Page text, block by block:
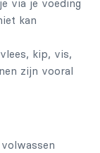
via je voeding
kan
kip, vis,
zijn vooral